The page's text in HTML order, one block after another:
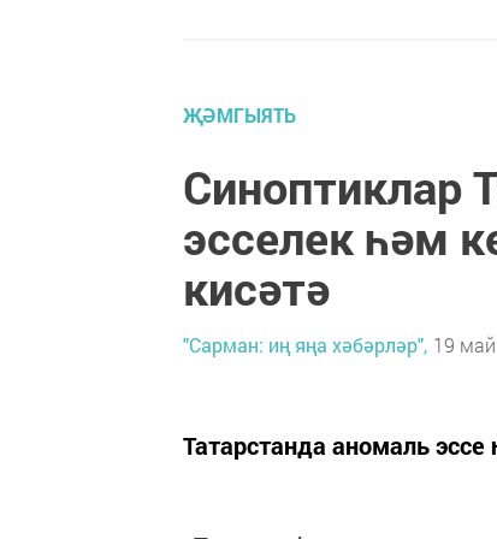
ҖӘМГЫЯТЬ
Синоптиклар
эсселек һәм
кисәтә
"Сарман: иң яңа хәбәрләр", 19
Татарстанда аномаль